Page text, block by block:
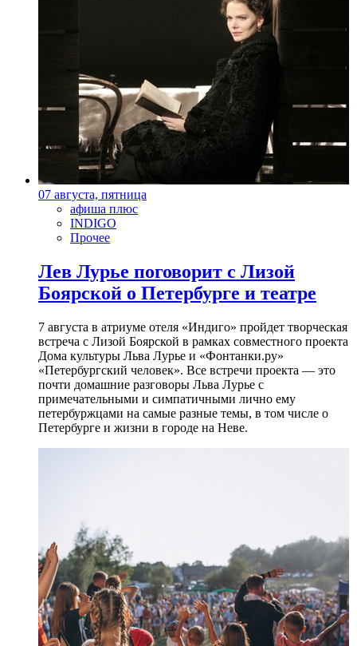
07 августа, пятница
афиша плюс
INDIGO
Прочее
Лев Лурье поговорит с Лизой
Боярской о Петербурге и театре
7 августа в атриуме отеля «Индиго» пройдет творческая
встреча с Лизой Боярской в рамках совместного проекта
Дома культуры Льва Лурье и «Фонтанки.ру»
«Петербургский человек». Все встречи проекта — это
почти домашние разговоры Льва Лурье с
примечательными и симпатичными лично ему
петербуржцами на самые разные темы, в том числе о
Петербурге и жизни в городе на Неве.